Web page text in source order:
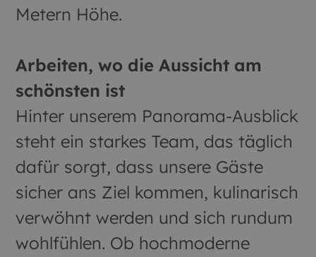
Metern Höhe.
Arbeiten, wo die Aussicht am
schönsten ist
Hinter unserem Panorama-Ausblick
steht ein starkes Team, das täglich
dafür sorgt, dass unsere Gäste
sicher ans Ziel kommen, kulinarisch
verwöhnt werden und sich rundum
wohlfühlen. Ob hochmoderne